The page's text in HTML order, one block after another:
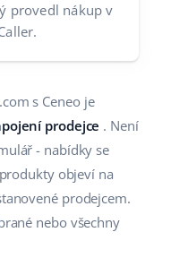
provedl nákup v
s Ceneo je
prodejce . Není
- nabídky se
objeví na
prodejcem.
nebo všechny